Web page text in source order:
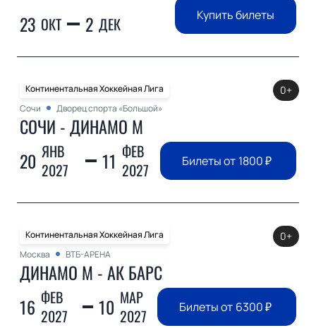
23 ОКТ 2 ДЕК Купить билеты
Континентальная Хоккейная Лига
Сочи
Дворец спорта «Большой»
СОЧИ - ДИНАМО М
20 ЯНВ
2027
11 ФЕВ
2027
0+
Билеты от 1800₽
Континентальная Хоккейная Лига
Москва
ВТБ-АРЕНА
ДИНАМО М - АК БАРС
16 ФЕВ
2027
10 МАР
2027
0+
Билеты от 6300₽